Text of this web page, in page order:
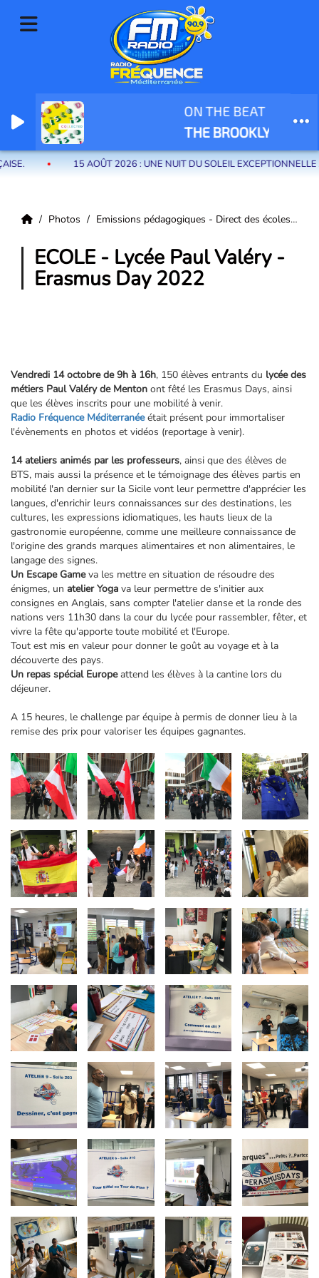
Radio Fréquence Méditerranée la radio de menton et des communes de
la riviera française
ON THE BEAT
THE BROOKLYN
15 AOÛT 2026 : UNE NUIT DU SOLEIL EXCEPTIONNELLE AVEC
Photos Emissions pédagogiques - Direct des écoles
ECOLE - Lycée Paul Valéry -
Erasmus Day 2022
Vendredi 14 octobre de 9h à 16h, 150 élèves entrants du lycée des
métiers Paul Valéry de Menton ont fêté les Erasmus Days, ainsi
que les élèves inscrits pour une mobilité à venir.
Radio Fréquence Méditerranée était présent pour immortaliser
l'évènements en photos et vidéos (reportage à venir).
14 ateliers animés par les professeurs, ainsi que des élèves de
BTS, mais aussi la présence et le témoignage des élèves partis en
mobilité l'an dernier sur la Sicile vont leur permettre d'apprécier les
langues, d'enrichir leurs connaissances sur des destinations, les
cultures, les expressions idiomatiques, les hauts lieux de la
gastronomie européenne, comme une meilleure connaissance de
l'origine des grands marques alimentaires et non alimentaires, le
langage des signes.
Un Escape Gameva les mettre en situation de résoudre des
énigmes, un atelier Yoga va leur permettre de s'initier aux
consignes en Anglais, sans compter l'atelier danse et la ronde des
nations vers 11h30 dans la cour du lycée pour rassembler, fêter, et
vivre la fête qu'apporte toute mobilité et l'Europe.
Tout est mis en valeur pour donner le goût au voyage et à la
découverte des pays.
Un repas spécial Europeattend les élèves à la cantine lors du
déjeuner.
A 15 heures, le challenge par équipe à permis de donner lieu à la
remise des prix pour valoriser les équipes gagnantes.